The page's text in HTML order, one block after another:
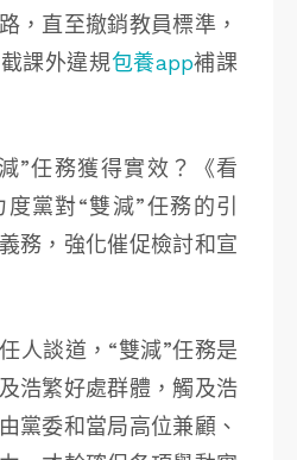
路，直至撤銷教員標準，
課外違規包養app補課
任務獲得實效？《看
黨對“雙減”任務的引
務，強化催促檢討和宣
談道，“雙減”任務是
浩繁好處群體，觸及浩
黨委和當局高位兼顧、